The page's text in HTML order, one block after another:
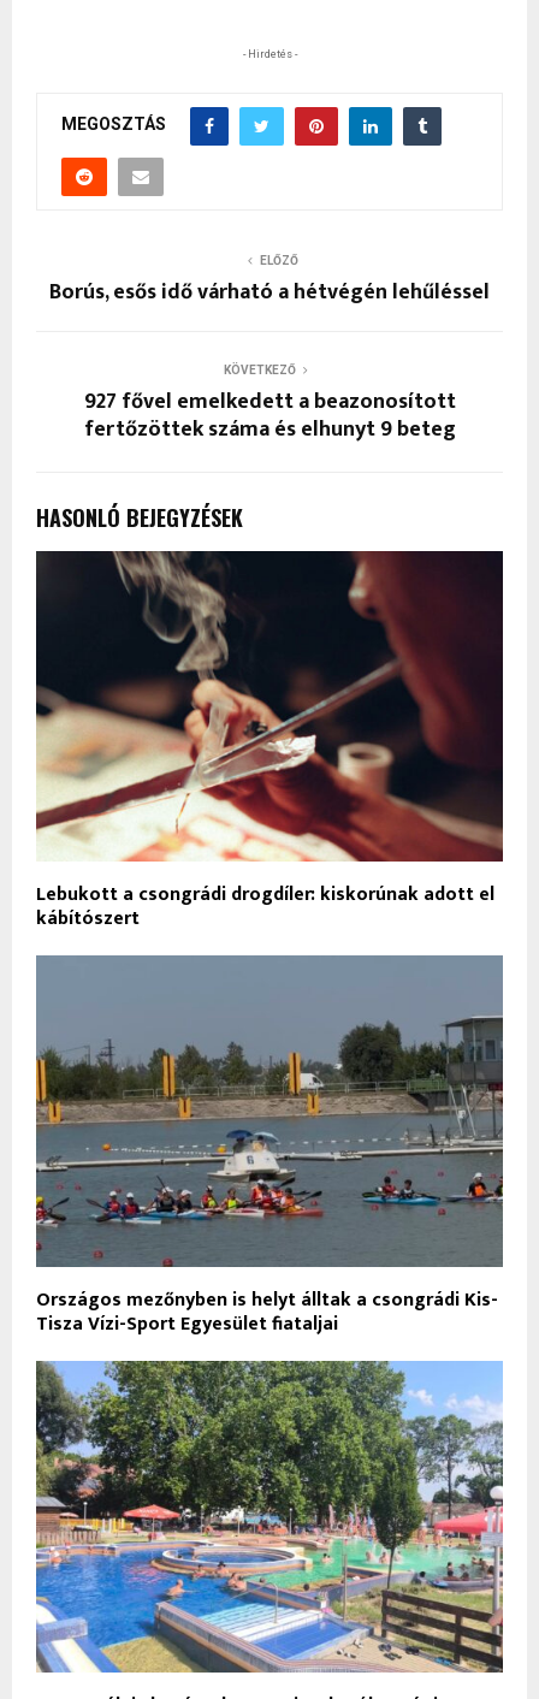
- Hirdetés -
MEGOSZTÁS
ELŐZŐ
Borús, esős idő várható a hétvégén lehűléssel
KÖVETKEZŐ
927 fővel emelkedett a beazonosított
fertőzöttek száma és elhunyt 9 beteg
HASONLÓ BEJEGYZÉSEK
Lebukott a csongrádi drogdíler: kiskorúnak adott el
kábítószert
Országos mezőnyben is helyt álltak a csongrádi Kis-
Tisza Vízi-Sport Egyesület fiataljai